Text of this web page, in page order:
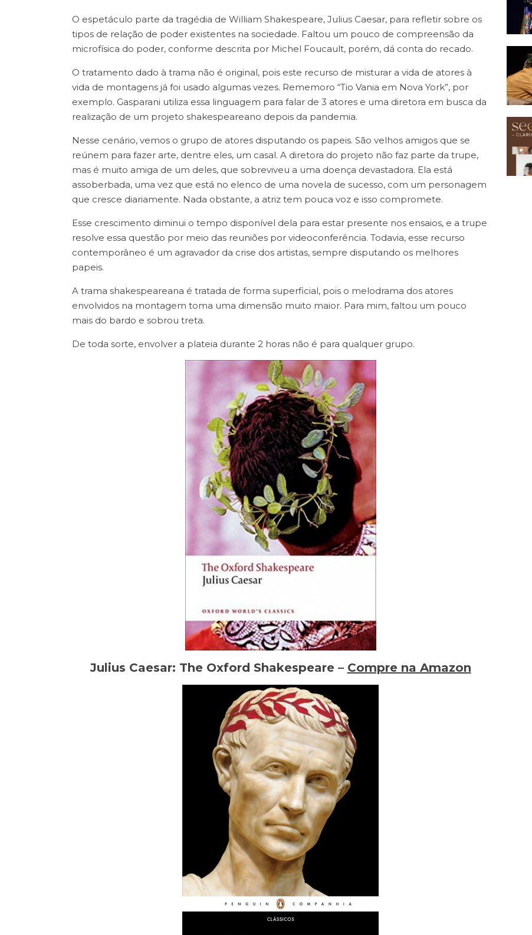
O espetáculo parte da tragédia de William Shakespeare, Julius Caesar, para refletir sobre os
tipos de relação de poder existentes na sociedade. Faltou um pouco de compreensão da
microfísica do poder, conforme descrita por Michel Foucault, porém, dá conta do recado.
O tratamento dado à trama não é original, pois este recurso de misturar a vida de atores à
vida de montagens já foi usado algumas vezes. Rememoro “Tio Vania em Nova York”, por
exemplo. Gasparani utiliza essa linguagem para falar de 3 atores e uma diretora em busca da
realização de um projeto shakespeareano depois da pandemia.
Nesse cenário, vemos o grupo de atores disputando os papeis. São velhos amigos que se
reúnem para fazer arte, dentre eles, um casal. A diretora do projeto não faz parte da trupe,
mas é muito amiga de um deles, que sobreviveu a uma doença devastadora. Ela está
assoberbada, uma vez que está no elenco de uma novela de sucesso, com um personagem
que cresce diariamente. Nada obstante, a atriz tem pouca voz e isso compromete.
Esse crescimento diminui o tempo disponível dela para estar presente nos ensaios, e a trupe
resolve essa questão por meio das reuniões por videoconferência. Todavia, esse recurso
contemporâneo é um agravador da crise dos artistas, sempre disputando os melhores
papeis.
A trama shakespeareana é tratada de forma superficial, pois o melodrama dos atores
envolvidos na montagem toma uma dimensão muito maior. Para mim, faltou um pouco
mais do bardo e sobrou treta.
De toda sorte, envolver a plateia durante 2 horas não é para qualquer grupo.
Julius Caesar: The Oxford Shakespeare – Compre na Amazon